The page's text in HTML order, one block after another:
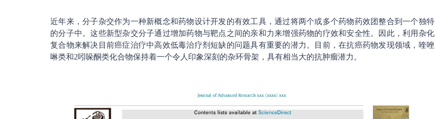
近年来，分子杂交作为一种新概念和药物设计开发的有效工具，通过将两个或多个药物药效团整合到一个独特
的分子中。这些新型杂交分子通过增加药物与靶点之间的亲和力来增强药物的疗效和安全性。因此，利用杂化
复合物来解决目前癌症治疗中高效低毒治疗剂短缺的问题具有重要的潜力。目前，在抗癌药物发现领域，喹唑
啉类和2吲哚酮类化合物保持着一个令人印象深刻的杂环骨架，具有相当大的抗肿瘤潜力。